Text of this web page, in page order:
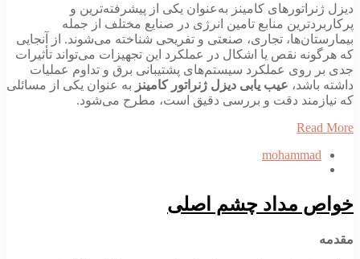
دیزل ژنراتورهای کامینز به‌عنوان یکی از پیشرفته‌ترین و
پرکاربردترین منابع تامین انرژی در صنایع مختلف از جمله
بیمارستان‌ها، تجاری، صنعتی و تفریحی شناخته می‌شوند. از آنجایی
که هرگونه نقص یا اشکال در عملکرد این تجهیزات می‌تواند تأثیرات
جدی بر روی عملکرد سیستم‌های پشتیبانی برق و تداوم عملیات
داشته باشد،عیب یابی دیزل ژنراتور کامینزبه عنوان یکی از مسائلی
که نیازمند دقت و بررسی دقیق است، مطرح می‌شود.
Read More
mohammad
خواص مداد چشم اصلی
مقدمه